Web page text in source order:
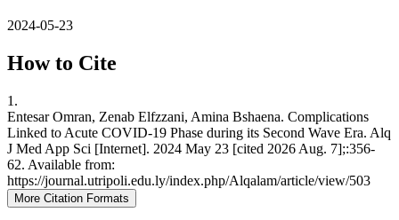
2024-05-23
How to Cite
1.
Entesar Omran, Zenab Elfzzani, Amina Bshaena. Complications
Linked to Acute COVID-19 Phase during its Second Wave Era. Alq
J Med App Sci [Internet]. 2024 May 23 [cited 2026 Aug. 7];:356-
62. Available from:
https://journal.utripoli.edu.ly/index.php/Alqalam/article/view/503
More Citation Formats